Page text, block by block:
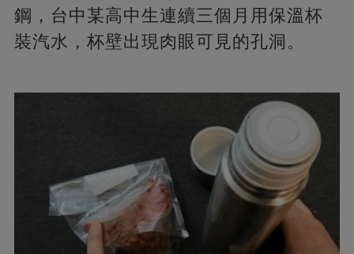
鋼，台中某高中生連續三個月用保溫杯
裝汽水，杯壁出現肉眼可見的孔洞。